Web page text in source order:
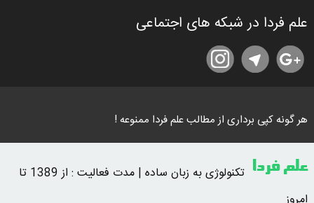
علم فردا در شبکه های اجتماعی
هر گونه کپی برداری از مطالب علم فردا ممنوعه !
علم فردا
تکنولوژی به زبان ساده | مدت فعالیت : از 1389 تا